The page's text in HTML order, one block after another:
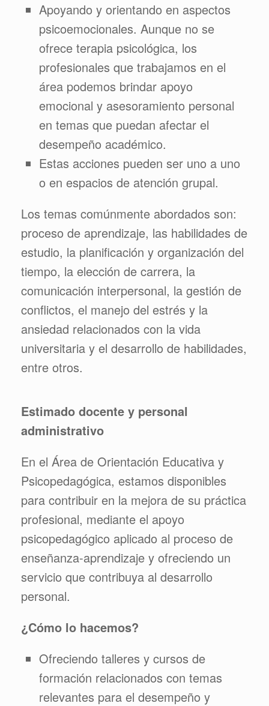
Apoyando y orientando en aspectos
psicoemocionales. Aunque no se
ofrece terapia psicológica, los
profesionales que trabajamos en el
área podemos brindar apoyo
emocional y asesoramiento personal
en temas que puedan afectar el
desempeño académico.
Estas acciones pueden ser uno a uno
o en espacios de atención grupal.
Los temas comúnmente abordados son:
proceso de aprendizaje, las habilidades de
estudio, la planificación y organización del
tiempo, la elección de carrera, la
comunicación interpersonal, la gestión de
conflictos, el manejo del estrés y la
ansiedad relacionados con la vida
universitaria y el desarrollo de habilidades,
entre otros.
Estimado docente y personal
administrativo
En el Área de Orientación Educativa y
Psicopedagógica, estamos disponibles
para contribuir en la mejora de su práctica
profesional, mediante el apoyo
psicopedagógico aplicado al proceso de
enseñanza-aprendizaje y ofreciendo un
servicio que contribuya al desarrollo
personal.
¿Cómo lo hacemos?
Ofreciendo talleres y cursos de
formación relacionados con temas
relevantes para el desempeño y